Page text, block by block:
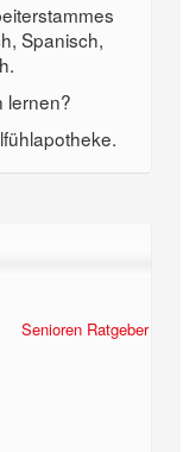
Spanisch,
lernen?
Senioren Ratgeber